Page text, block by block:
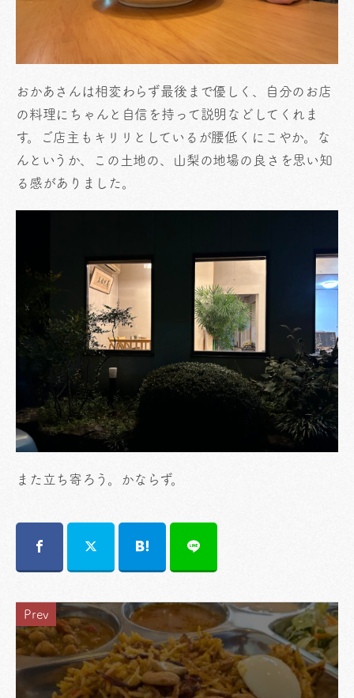
おかあさんは相変わらず最後まで優しく、自分のお店
の料理にちゃんと自信を持って説明などしてくれま
す。ご店主もキリリとしているが腰低くにこやか。な
んというか、この土地の、山梨の地場の良さを思い知
る感がありました。
また立ち寄ろう。かならず。
Prev